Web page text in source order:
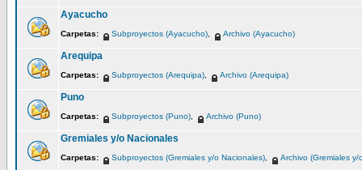
Ayacucho
Carpetas: Subproyectos (Ayacucho) Archivo (Ayacucho)
Arequipa
Carpetas: Subproyectos (Arequipa) Archivo (Arequipa)
Puno
Carpetas: Subproyectos (Puno) Archivo (Puno)
Gremiales y/o Nacionales
Carpetas: Subproyectos (Gremiales y/o Nacionales) Archivo (Gremiales y/